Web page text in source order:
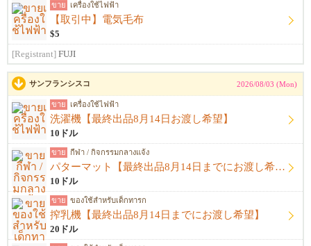
ขาย เครื่องใช้ไฟฟ้า
【取引中】電気毛布
$5
[Registrant] FUJI
サンフランシスコ 2026/08/03 (Mon)
ขาย เครื่องใช้ไฟฟ้า
洗濯機【最終出品8月14日お渡し希望】
10ドル
ขาย กีฬา / กิจกรรมกลางแจ้ง
パターマット【最終出品8月14日までにお渡し希望】
10ドル
ขาย ของใช้สำหรับเด็กทารก
搾乳機【最終出品8月14日までにお渡し希望】
20ドル